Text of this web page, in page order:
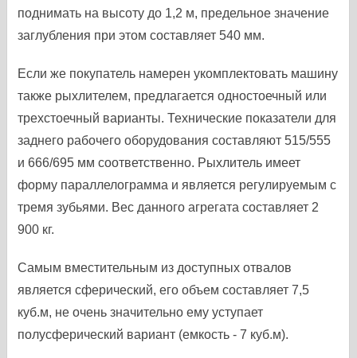
поднимать на высоту до 1,2 м, предельное значение
заглубления при этом составляет 540 мм.
Если же покупатель намерен укомплектовать машину
также рыхлителем, предлагается одностоечный или
трехстоечный варианты. Технические показатели для
заднего рабочего оборудования составляют 515/555
и 666/695 мм соответственно. Рыхлитель имеет
форму параллелограмма и является регулируемым с
тремя зубьями. Вес данного агрегата составляет 2
900 кг.
Самым вместительным из доступных отвалов
является сферический, его объем составляет 7,5
куб.м, не очень значительно ему уступает
полусферический вариант (емкость - 7 куб.м).